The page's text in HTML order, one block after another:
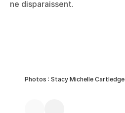
ne disparaissent.
Photos : Stacy Michelle Cartledge